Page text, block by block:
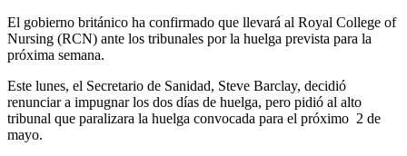
El gobierno británico ha confirmado que llevará al Royal College of
Nursing (RCN) ante los tribunales por la huelga prevista para la
próxima semana.
Este lunes, el Secretario de Sanidad, Steve Barclay, decidió
renunciar a impugnar los dos días de huelga, pero pidió al alto
tribunal que paralizara la huelga convocada para el próximo 2 de
mayo.